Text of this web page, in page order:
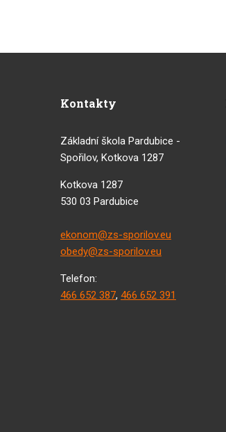
Kontakty
Základní škola Pardubice -
Spořilov, Kotkova 1287
Kotkova 1287
530 03 Pardubice
ekonom@zs-sporilov.eu
obedy@zs-sporilov.eu
Telefon:
466 652 387, 466 652 391